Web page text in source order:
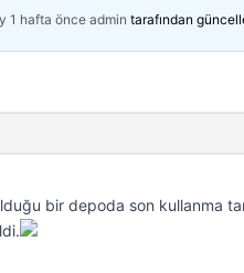
1 hafta önce admin tarafından
bir depoda son kullanma